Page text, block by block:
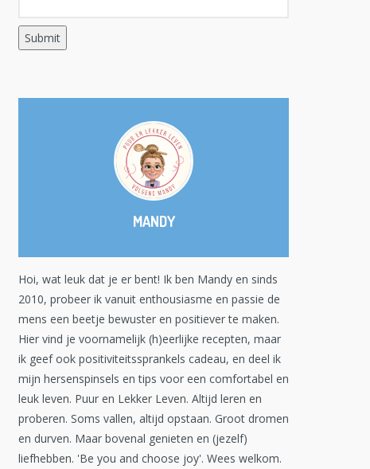
MANDY
Hoi, wat leuk dat je er bent! Ik ben Mandy en sinds
2010, probeer ik vanuit enthousiasme en passie de
mens een beetje bewuster en positiever te maken.
Hier vind je voornamelijk (h)eerlijke recepten, maar
ik geef ook positiviteitssprankels cadeau, en deel ik
mijn hersenspinsels en tips voor een comfortabel en
leuk leven. Puur en Lekker Leven. Altijd leren en
proberen. Soms vallen, altijd opstaan. Groot dromen
en durven. Maar bovenal genieten en (jezelf)
liefhebben. 'Be you and choose joy'. Wees welkom.